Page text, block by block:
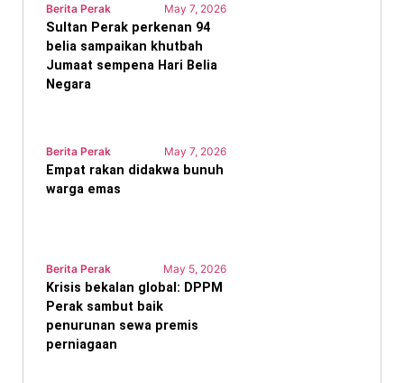
Sultan Perak perkenan 94
belia sampaikan khutbah
Jumaat sempena Hari Belia
Negara
Berita Perak May 7, 2026
Empat rakan didakwa bunuh
warga emas
Berita Perak May 7, 2026
Krisis bekalan global: DPPM
Perak sambut baik
penurunan sewa premis
perniagaan
Berita Perak May 5, 2026